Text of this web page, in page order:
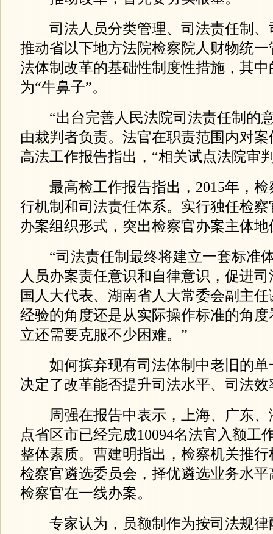
司法人员分类管理、司法责任制、
推动省以下地方法院检察院人财物统
法体制改革的基础性制度性措施，其
为“牛鼻子”。
“出台完善人民法院司法责任制的
由裁判者负责。法官在职责范围内对
高法工作报告指出，“相关试点法院审
最高检工作报告指出，2015年，检
行机制和司法责任体系。实行独任检
办案组织形式，突出检察官办案主体地
“司法责任制最终将建立一套标准
人员办案责任意识和自律意识，促进
国人大代表、湖南省人大常委会副主
经验的角度还是从实际操作标准的角
立还需要克服不少困难。”
如何摈弃现有司法体制中老旧的单
决定了改革能否提升司法水平、司法效
周强在报告中表示，上海、广东、
点省区市已经完成10094名法官入额工
整体素质。曹建明指出，检察机关推
检察官遴选委员会，择优遴选业务水
检察官在一线办案。
专家认为，员额制作为按司法规律